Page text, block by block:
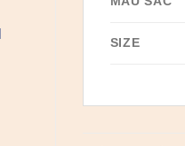
SIZE